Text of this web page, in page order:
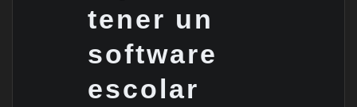
tener un
software
escolar